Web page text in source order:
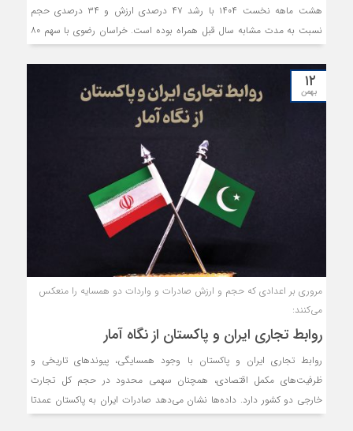
هشت ماهه نخست ۱۴۰۴ با رشد ۴۷ درصدی ارزش و ۳۴ درصدی حجم
نسبت به مدت مشابه سال قبل همراه بوده است. خراسان رضوی با سهم ۸۰
بازارهای اروپایی و آسیایی با رشد چشمگیر، دامنه نفوذ این محصول راهبردی
ایران را گسترش می‌دهند.
۱۲
بهمن
مروری بر اعدادی که حجم و ارزش صادرات و واردات دو همسایه را منعکس
می‌کنند:
روابط تجاری ایران و پاکستان از نگاه آمار
روابط تجاری ایران و پاکستان با وجود همسایگی، پیوندهای تاریخی و
ظرفیت‌های مکمل اقتصادی، همچنان سهمی محدود در حجم کل تجارت
خارجی دو کشور دارد. داده‌ها نشان می‌دهد صادرات ایران به پاکستان عمدتا